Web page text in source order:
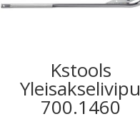
Kstools
Yleisakselivipu
700.1460